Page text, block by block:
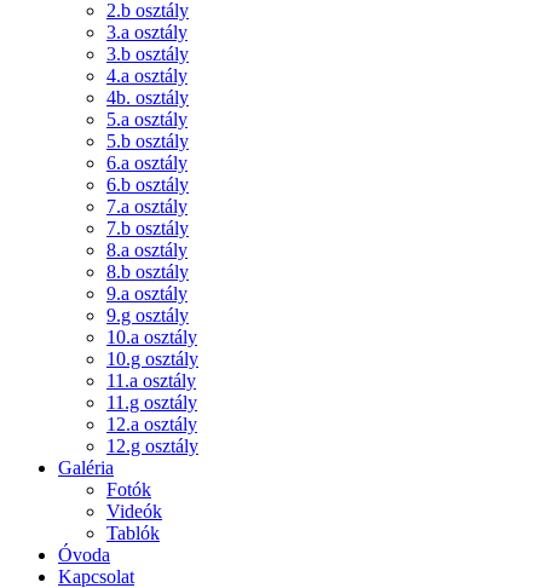
2.b osztály
3.a osztály
3.b osztály
4.a osztály
4b. osztály
5.a osztály
5.b osztály
6.a osztály
6.b osztály
7.a osztály
7.b osztály
8.a osztály
8.b osztály
9.a osztály
9.g osztály
10.a osztály
10.g osztály
11.a osztály
11.g osztály
12.a osztály
12.g osztály
Galéria
Fotók
Videók
Tablók
Óvoda
Kapcsolat